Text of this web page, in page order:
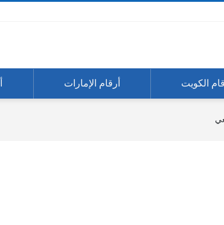
الكويت أرقام الإمارات